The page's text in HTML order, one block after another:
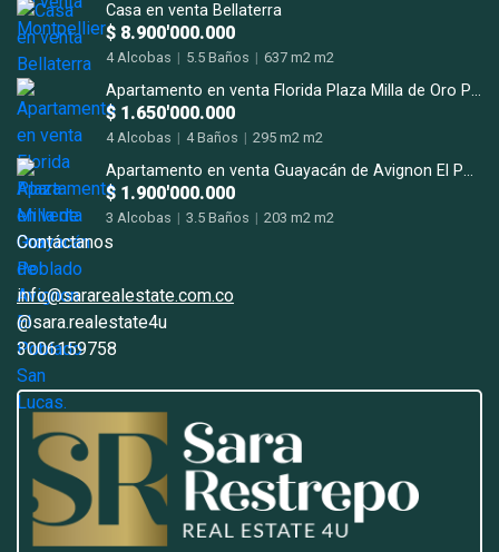
Casa en venta Bellaterra
$ 8.900'000.000
4 Alcobas | 5.5 Baños | 637 m2 m2
Apartamento en venta Florida Plaza Milla de Oro Poblado
$ 1.650'000.000
4 Alcobas | 4 Baños | 295 m2 m2
Apartamento en venta Guayacán de Avignon El Poblado San Lucas.
$ 1.900'000.000
3 Alcobas | 3.5 Baños | 203 m2 m2
Contáctanos
info@sararealestate.com.co
@sara.realestate4u
3006159758